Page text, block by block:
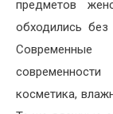
предметов
обходились без
современности
косметика,